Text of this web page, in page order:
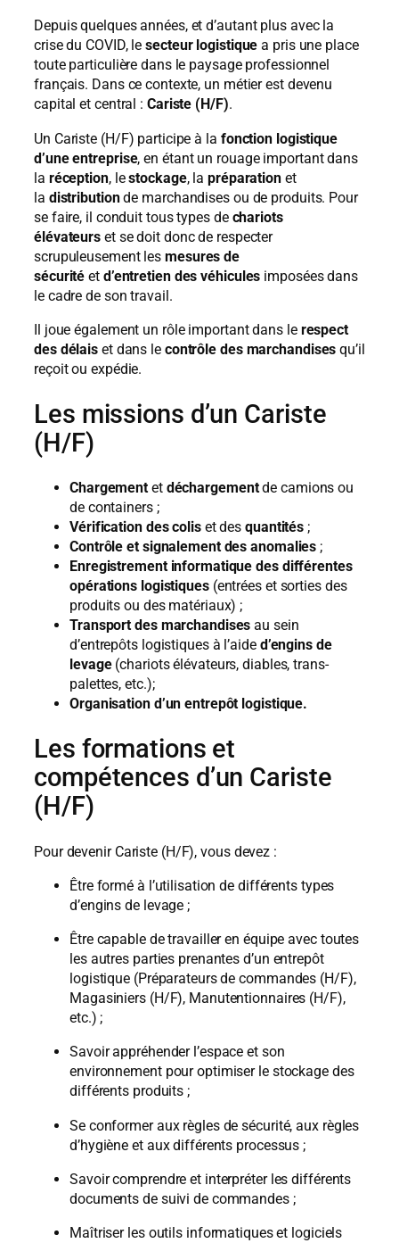
Depuis quelques années, et d’autant plus avec la
crise du COVID, lesecteur logistique a pris une place
toute particulière dans le paysage professionnel
français. Dans ce contexte, un métier est devenu
capital et central : Cariste (H/F).
Un Cariste (H/F) participe à la fonction logistique
d’une entreprise, en étant un rouage important dans
la réception, lestockage, lapréparationet
la distributionde marchandises ou de produits. Pour
se faire, il conduit tous types de chariots
élévateurs et se doit donc de respecter
scrupuleusement les mesures de
sécurité et d’entretien des véhicules imposées dans
le cadre de son travail.
Il joue également un rôle important dans le respect
des délais et dans le contrôle des marchandises qu’il
reçoit ou expédie.
Les missions d’un Cariste
(H/F)
Chargement etdéchargementde camions ou
de containers ;
Vérification des colis et des quantités ;
Contrôle et signalement des anomalies ;
Enregistrement informatique des différentes
opérations logistiques (entrées et sorties des
produits ou des matériaux) ;
Transport des marchandises au sein
d’entrepôts logistiques à l’aide d’engins de
levage(chariots élévateurs, diables, trans-
palettes, etc.);
Organisation d’un entrepôt logistique.
Les formations et
compétences d’un Cariste
(H/F)
Pour devenir Cariste (H/F), vous devez :
Être formé à l’utilisation de différents types
d’engins de levage ;
Être capable de travailler en équipe avec toutes
les autres parties prenantes d’un entrepôt
logistique (Préparateurs de commandes (H/F),
Magasiniers (H/F), Manutentionnaires (H/F),
etc.) ;
Savoir appréhender l’espace et son
environnement pour optimiser le stockage des
différents produits ;
Se conformer aux règles de sécurité, aux règles
d’hygiène et aux différents processus ;
Savoir comprendre et interpréter les différents
documents de suivi de commandes ;
Maîtriser les outils informatiques et logiciels